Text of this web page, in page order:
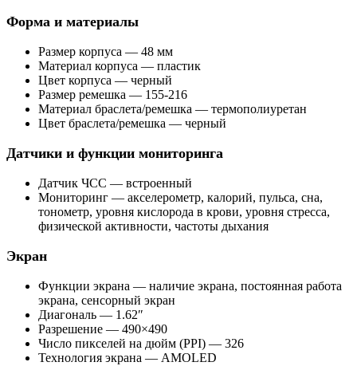
Форма и материалы
Размер корпуса — 48 мм
Материал корпуса — пластик
Цвет корпуса — черный
Размер ремешка — 155-216
Материал браслета/ремешка — термополиуретан
Цвет браслета/ремешка — черный
Датчики и функции мониторинга
Датчик ЧСС — встроенный
Мониторинг — акселерометр, калорий, пульса, сна,
тонометр, уровня кислорода в крови, уровня стресса,
физической активности, частоты дыхания
Экран
Функции экрана — наличие экрана, постоянная работа
экрана, сенсорный экран
Диагональ — 1.62″
Разрешение — 490×490
Число пикселей на дюйм (PPI) — 326
Технология экрана — AMOLED